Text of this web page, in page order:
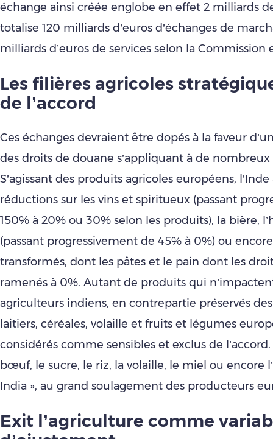
échange ainsi créée englobe en effet 2 milliards
totalise 120 milliards d’euros d’échanges de
milliards d’euros de services selon la Commission
Les filières agricoles
de l’accord
Ces échanges devraient être dopés à la faveur
des droits de douane s’appliquant à de nombreux
S’agissant des produits agricoles européens,
réductions sur les vins et spiritueux (passant
150% à 20% ou 30% selon les produits), la bière,
(passant progressivement de 45% à 0%) ou
transformés, dont les pâtes et le pain dont les
ramenés à 0%. Autant de produits qui
agriculteurs indiens, en contrepartie préservés
laitiers, céréales, volaille et fruits et légumes
considérés comme sensibles et exclus de
bœuf, le sucre, le riz, la volaille, le miel ou encore
India », au grand soulagement des producteurs
Exit l’agriculture comme